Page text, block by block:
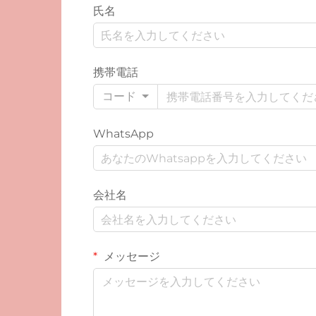
氏名
携帯電話
コード
WhatsApp
会社名
メッセージ